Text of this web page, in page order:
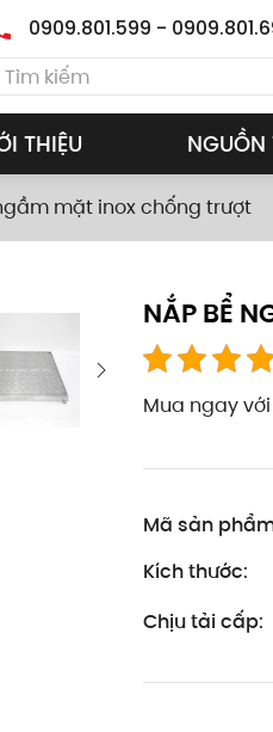
0909.801.599 -
THIỆU NGUỒN
mặt inox chống trượt
NẮP BỂ
Mua ngay
Mã sản
Kích thước:
Chịu tải cấp: